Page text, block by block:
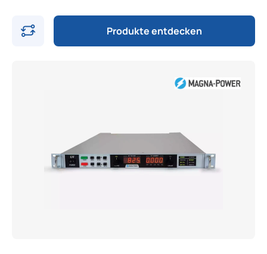
Produkte entdecken